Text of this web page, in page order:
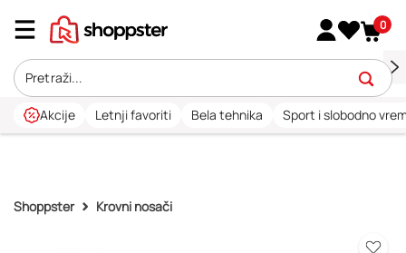
0
Akcije Letnji favoriti Bela tehnika Sport i slobodno
Shoppster Krovni nosači